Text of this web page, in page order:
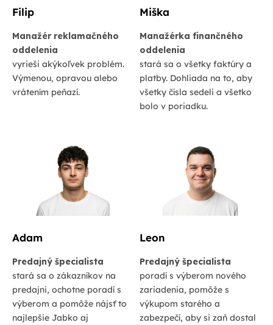
Filip
Manažér reklamačného
oddelenia
vyrieši akýkoľvek problém.
Výmenou, opravou alebo
vrátením peňazí.
Miška
Manažérka finančného
oddelenia
stará sa o všetky faktúry a
platby. Dohliada na to, aby
všetky čísla sedeli a všetko
bolo v poriadku.
Adam
Predajný špecialista
stará sa o zákazníkov na
predajni, ochotne poradí s
výberom a pomôže nájsť to
najlepšie Jabko aj
Leon
Predajný špecialista
poradí s výberom nového
zariadenia, pomôže s
výkupom starého a
zabezpečí, aby si zaň dostal